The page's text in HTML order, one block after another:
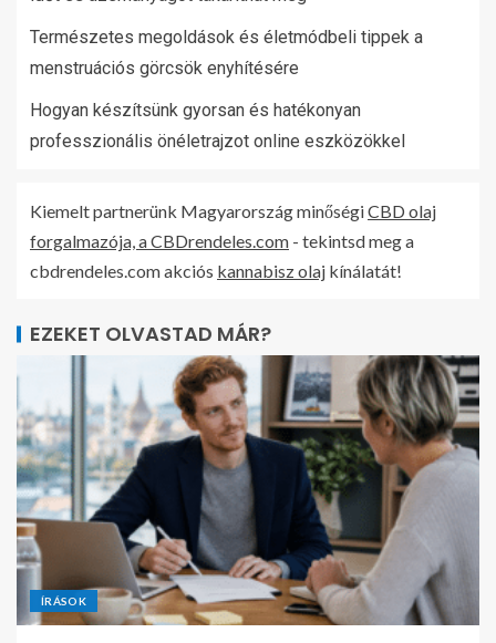
Természetes megoldások és életmódbeli tippek a
menstruációs görcsök enyhítésére
Hogyan készítsünk gyorsan és hatékonyan
professzionális önéletrajzot online eszközökkel
Kiemelt partnerünk Magyarország minőségiCBD olaj
forgalmazója, a CBDrendeles.com - tekintsd meg a
cbdrendeles.com akciós kannabisz olaj kínálatát!
EZEKET OLVASTAD MÁR?
ÍRÁSOK